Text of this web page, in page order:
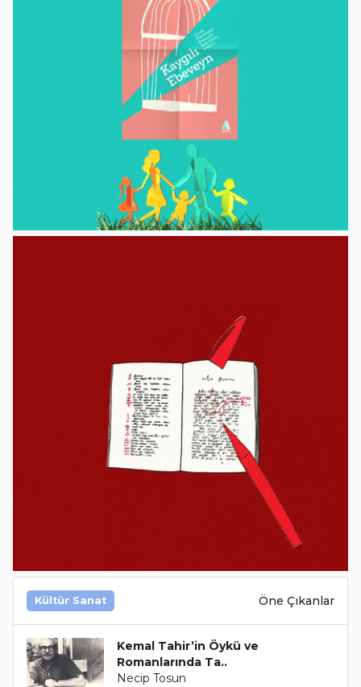
Kültür Sanat Öne Çıkanlar
Kemal Tahir’in Öykü ve
Romanlarında Ta..
Necip Tosun